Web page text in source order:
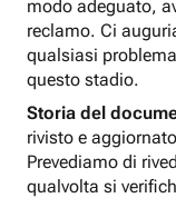
modo adeguato,
reclamo. Ci
qualsiasi
questo stadio.
Storia del
rivisto e
Prevediamo di
qualvolta si